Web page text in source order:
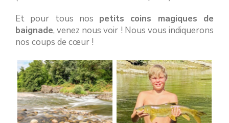
Et pour tous nos petits coins magiques de
baignade, venez nous voir ! Nous vous indiquerons
nos coups de cœur !